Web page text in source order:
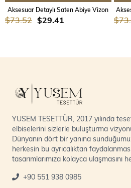
Aksesuar Detaylı Saten Abiye Vizon
$29.41
$73.52
YUSEM TESETTÜR, 2017 yılında
elbiselerini sizlerle buluşturma
Dünyanın dört bir yanına
herkesin bu ayrıcalıktan
tasarımlarımıza kolayca ulaşmasını
+90 551 938 0985